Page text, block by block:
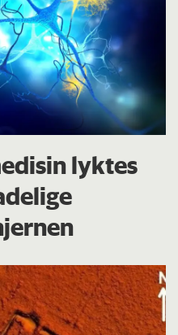
lyktes